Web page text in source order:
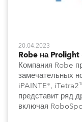
20.04.2023
Robe на
Компания Robe
замечательных
iPAINTE®,
представит ряд
включая